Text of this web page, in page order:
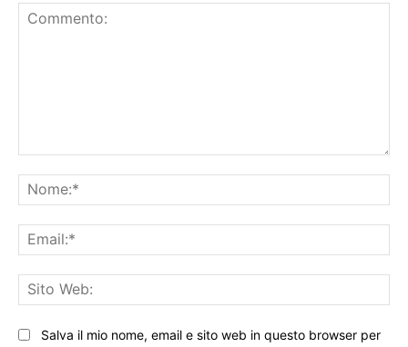
Salva il mio nome, email e sito web in questo browser per